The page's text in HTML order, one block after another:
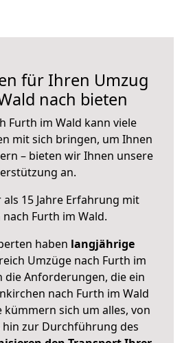
für Ihren Umzug
nach bieten
Furth im Wald kann viele
mit sich bringen, um Ihnen
– bieten wir Ihnen unsere
an.
15 Jahre Erfahrung mit
nach Furth im Wald.
haben langjährige
Umzüge nach Furth im
die Anforderungen, die ein
nach Furth im Wald
kümmern sich um alles, von
zur Durchführung des